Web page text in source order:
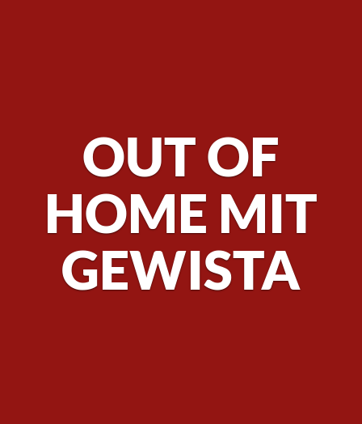
OUT OF
HOME MIT
GEWISTA